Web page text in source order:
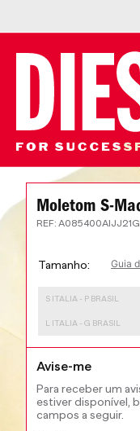
Moletom S-
: A085400AIJJ21G
Guia
Tamanho
S ITALIA - P BRASIL
L ITALIA - G BRASIL